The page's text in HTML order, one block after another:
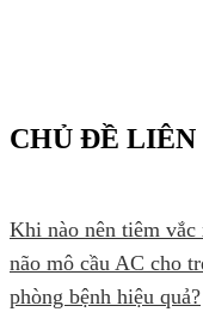
CHỦ ĐỀ LIÊN
Khi nào nên tiêm
não mô cầu AC cho
phòng bệnh hiệu quả?